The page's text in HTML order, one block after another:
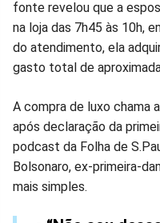
fonte revelou que a
na loja das 7h45 às 10h,
do atendimento, ela
gasto total de
A compra de luxo chama
após declaração da
podcast da Folha de
Bolsonaro, ex-primeira-
mais simples.